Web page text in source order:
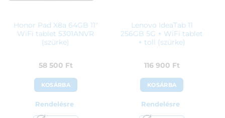
Honor Pad X8a 64GB 11″
WiFi tablet 5301ANVR
(szürke)
58 500 Ft
KOSÁRBA
Rendelésre
Lenovo IdeaTab 11
256GB 5G + WiFi tablet
+ toll (szürke)
116 900 Ft
KOSÁRBA
Rendelésre